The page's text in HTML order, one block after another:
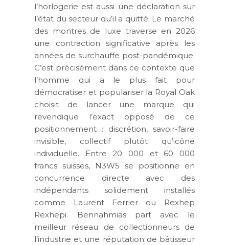
l’horlogerie est aussi une déclaration sur
l’état du secteur qu’il a quitté. Le marché
des montres de luxe traverse en 2026
une contraction significative après les
années de surchauffe post-pandémique.
C’est précisément dans ce contexte que
l’homme qui a le plus fait pour
démocratiser et populariser la Royal Oak
choisit de lancer une marque qui
revendique l’exact opposé de ce
positionnement : discrétion, savoir-faire
invisible, collectif plutôt qu’icône
individuelle. Entre 20 000 et 60 000
francs suisses, N3W5 se positionne en
concurrence directe avec des
indépendants solidement installés
comme Laurent Ferrier ou Rexhep
Rexhepi. Bennahmias part avec le
meilleur réseau de collectionneurs de
l’industrie et une réputation de bâtisseur